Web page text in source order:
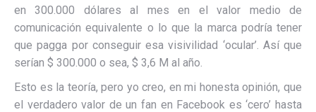
en 300.000 dólares al mes en el valor medio de
comunicación equivalente o lo que la marca podría tener
que pagga por conseguir esa visivilidad ‘ocular’. Así que
serían $ 300.000 o sea, $ 3,6 M al año.
Esto es la teoría, pero yo creo, en mi honesta opinión, que
el verdadero valor de un fan en Facebook es ‘cero’ hasta